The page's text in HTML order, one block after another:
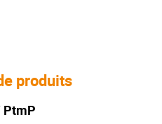
produits
PtmP